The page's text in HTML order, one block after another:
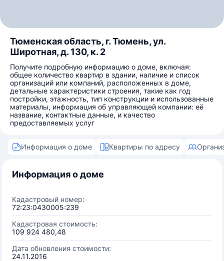
Тюменская область, г. Тюмень, ул.
Широтная, д. 130, к. 2
Получите подробную информацию о доме, включая:
общее количество квартир в здании, наличие и список
организаций или компаний, расположенных в доме,
детальные характеристики строения, такие как год
постройки, этажность, тип конструкции и использованные
материалы, информация об управляющей компании: её
название, контактные данные, и качество
предоставляемых услуг
Информация о доме Квартиры по адресу
Информация о доме
Кадастровый номер:
72:23:0430005:239
Кадастровая стоимость:
109 924 480,48
Дата обновления стоимости:
24.11.2016